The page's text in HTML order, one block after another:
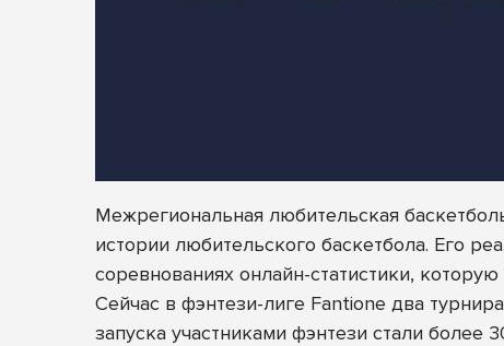
Межрегиональная любительская
истории любительского баскетбола. Его
соревнованиях онлайн-статистики,
Сейчас в фэнтези-лиге Fantione два
запуска участниками фэнтези стали